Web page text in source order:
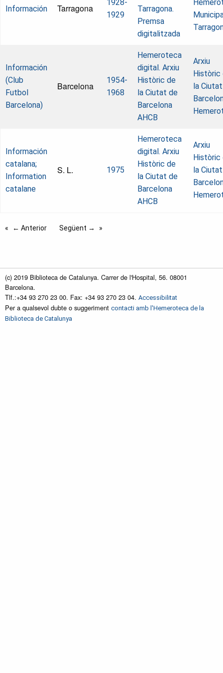
Información Tarragona
1928-
1929
Tarragona.
Premsa
digitalitzada
Información
(Club
Futbol
Barcelona)
Barcelona
1954-
1968
Hemeroteca
digital. Arxiu
Històric de
la Ciutat de
Barcelona
AHCB
Arxiu
Històric
la
Información
catalana;
Information
catalane
S. L. 1975
Hemeroteca
digital. Arxiu
Històric de
la Ciutat de
Barcelona
AHCB
Arxiu
Històric
la
← Anterior Següent →
(c) 2019 Biblioteca de Catalunya. Carrer de l'Hospital, 56. 08001
Barcelona.
Tlf.:+34 93 270 23 00. Fax: +34 93 270 23 04. Accessibilitat
Per a qualsevol dubte o suggeriment contacti amb l'Hemeroteca de la
Biblioteca de Catalunya